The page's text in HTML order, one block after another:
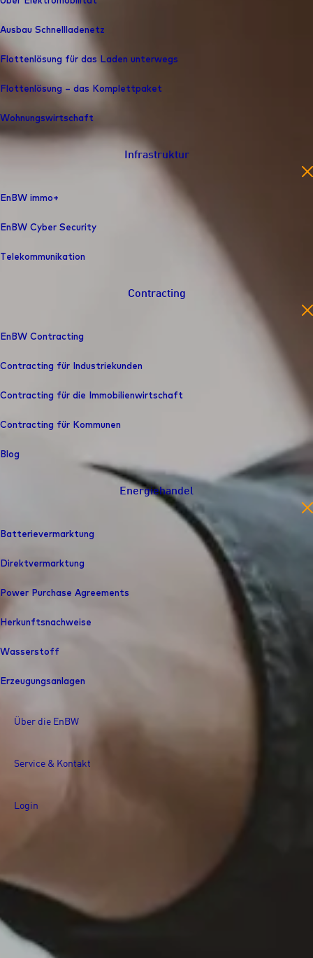
Ausbau Schnelllade­netz
Flottenlösung für das Laden unterwegs
Flottenlösung – das Komplettpaket
Wohnungswirtschaft
Infrastruktur
EnBW immo+
EnBW Cyber Security
Telekommunikation
Contracting
EnBW Contracting
Contracting für Industriekunden
Contracting für die Immobilienwirtschaft
Contracting für Kommunen
Blog
Energiehandel
Batterievermarktung
Direktvermarktung
Power Purchase Agreements
Herkunfts­nachweise
Wasserstoff
Erzeugungsanlagen
Über die EnBW
Service & Kontakt
Login